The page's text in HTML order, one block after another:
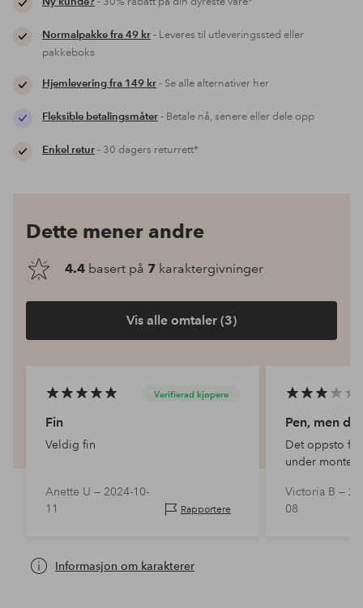
Normalpakke fra 49 kr- Leveres til utleveringssted eller
pakkeboks
Hjemlevering fra 149 kr- Se alle alternativer her
Fleksible betalingsmåter- Betale nå, senere eller dele opp
Enkel retur- 30 dagers returrett*
Dette mener andre
4.4 basert på 7 karaktergivninger
Vis alle omtaler (3)
Verifierad kjøpere
Fin
Veldig fin
Anette U — 2024-10-
11
Rapportere
Pen, men
Det oppsto
under
ikke skal
er så pent.
Victoria B —
08
Informasjon om karakterer